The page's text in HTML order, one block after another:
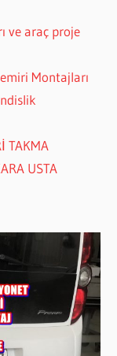
ve araç proje
Montajları
TAKMA
USTA